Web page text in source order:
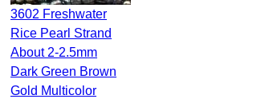
3602 Freshwater
Rice Pearl Strand
About 2-2.5mm
Dark Green Brown
Gold Multicolor